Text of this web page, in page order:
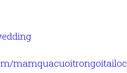
mamquacuoitrongoitailoc